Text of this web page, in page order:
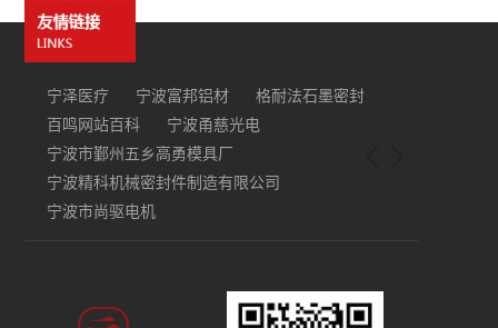
宁泽医疗 宁波富邦铝材
格耐法石墨密封
百鸣网站百科
宁波甬慈光电
宁波市鄞州五乡高勇模具厂
宁波精科机械密封件制造有限公司
宁波市尚驱电机